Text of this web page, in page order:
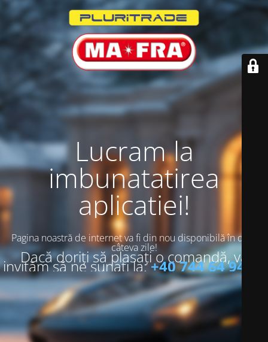
Lucram la
imbunatatirea
aplicatiei!
Pagina noastră de internet va fi din nou disponibilă în doar
câteva zile!
Dacă doriți să plasați o comandă, vă
invităm să ne sunați la:+40 744 64 94 13